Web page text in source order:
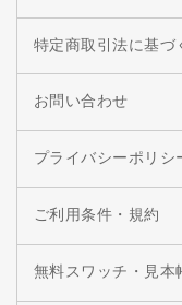
特定商取引法に基づ
お問い合わせ
プライバシーポリシ
ご利用条件・規約
無料スワッチ・見本